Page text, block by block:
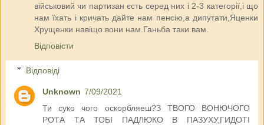
військовий чи партизан єсть серед них і 2-3 категорії,і що
нам їхать і кричать дайте нам пенсію,а дипутати,Яценки
Хрущенки навіщо вони нам.Ганьба таки вам.
Відповісти
Відповіді
Unknown 7/09/2021
Ти суко чого оскорбляеш?З ТВОГО ВОНЮЧОГО
РОТА ТА ТОБІ ПАДЛЮКО В ПАЗУХУ,ГИДОТІ